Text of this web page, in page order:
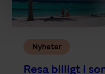
Nyheter
Resa billigt i